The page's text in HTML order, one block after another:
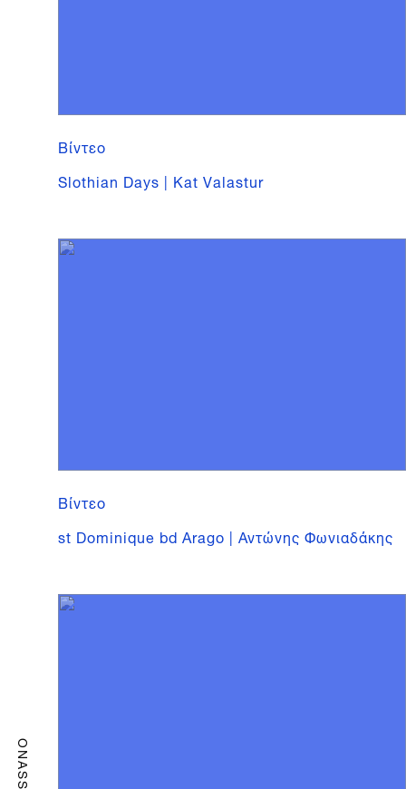
ONASSIS
Βίντεο
Slothian Days | Kat Valastur
Βίντεο
st Dominique bd Arago | Αντώνης Φωνιαδάκης